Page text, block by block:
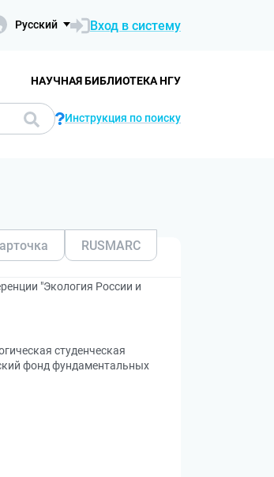
Русский Вход в систему
НАУЧНАЯ БИБЛИОТЕКА НГУ
Инструкция по поиску
RUSMARC
"Экология России и
студенческая
фонд фундаментальных